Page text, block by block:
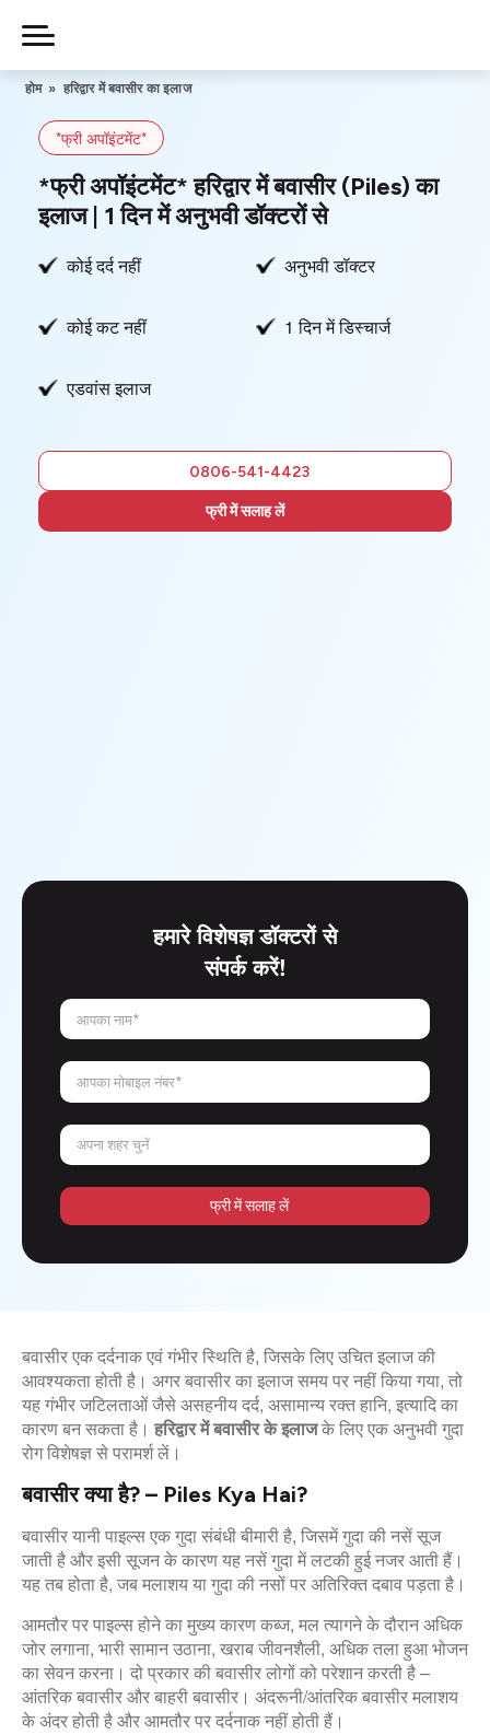
content
Piles
हमारे बारे में
हमसे संपर्क करें
फ्री में सलाह
लें
होम » हरिद्वार में बवासीर का इलाज
*फ्री अपॉइंटमेंट*
*फ्री अपॉइंटमेंट* हरिद्वार में बवासीर (Piles) का
इलाज | 1 दिन में अनुभवी डॉक्टरों से
कोई दर्द नहीं अनुभवी डॉक्टर
कोई कट नहीं 1 दिन में डिस्चार्ज
एडवांस इलाज
0806-541-4423
फ्री में सलाह लें
हमारे विशेषज्ञ डॉक्टरों से
संपर्क करें!
आपका नाम*
आपका मोबाइल नंबर*
अपना शहर चुनें
फ्री में सलाह लें
बवासीर एक दर्दनाक एवं गंभीर स्थिति है, जिसके लिए उचित इलाज की
आवश्यकता होती है। अगर बवासीर का इलाज समय पर नहीं किया गया, तो
यह गंभीर जटिलताओं जैसे असहनीय दर्द, असामान्य रक्त हानि, इत्यादि का
कारण बन सकता है। हरिद्वार में बवासीर के इलाजके लिए एक अनुभवी गुदा
रोग विशेषज्ञ से परामर्श लें।
बवासीर क्या है? – Piles Kya Hai?
बवासीर यानी पाइल्स एक गुदा संबंधी बीमारी है, जिसमें गुदा की नसें सूज
जाती है और इसी सूजन के कारण यह नसें गुदा में लटकी हुई नजर आती हैं।
यह तब होता है, जब मलाशय या गुदा की नसों पर अतिरिक्त दबाव पड़ता है।
आमतौर पर पाइल्स होने का मुख्य कारण कब्ज, मल त्यागने के दौरान अधिक
जोर लगाना, भारी सामान उठाना, खराब जीवनशैली, अधिक तला हुआ भोजन
का सेवन करना। दो प्रकार की बवासीर लोगों को परेशान करती है –
आंतरिक बवासीर और बाहरी बवासीर। अंदरूनी/आंतरिक बवासीर मलाशय
के अंदर होती है और आमतौर पर दर्दनाक नहीं होती हैं।